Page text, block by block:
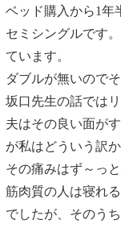
ベッド購入から1年
セミシングルです
ています。
ダブルが無いので
坂口先生の話では
夫はその良い面が
が私はどういう訳
その痛みはず～っ
筋肉質の人は寝れ
でしたが、そのう